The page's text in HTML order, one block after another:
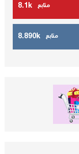
8.1k متابع
8.890k متابع